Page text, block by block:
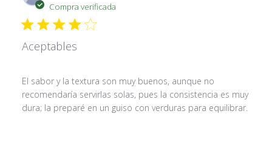
Compra verificada
Aceptables
El sabor y la textura son muy buenos, aunque no
recomendaría servirlas solas, pues la consistencia es muy
dura; la preparé en un guiso con verduras para equilibrar.